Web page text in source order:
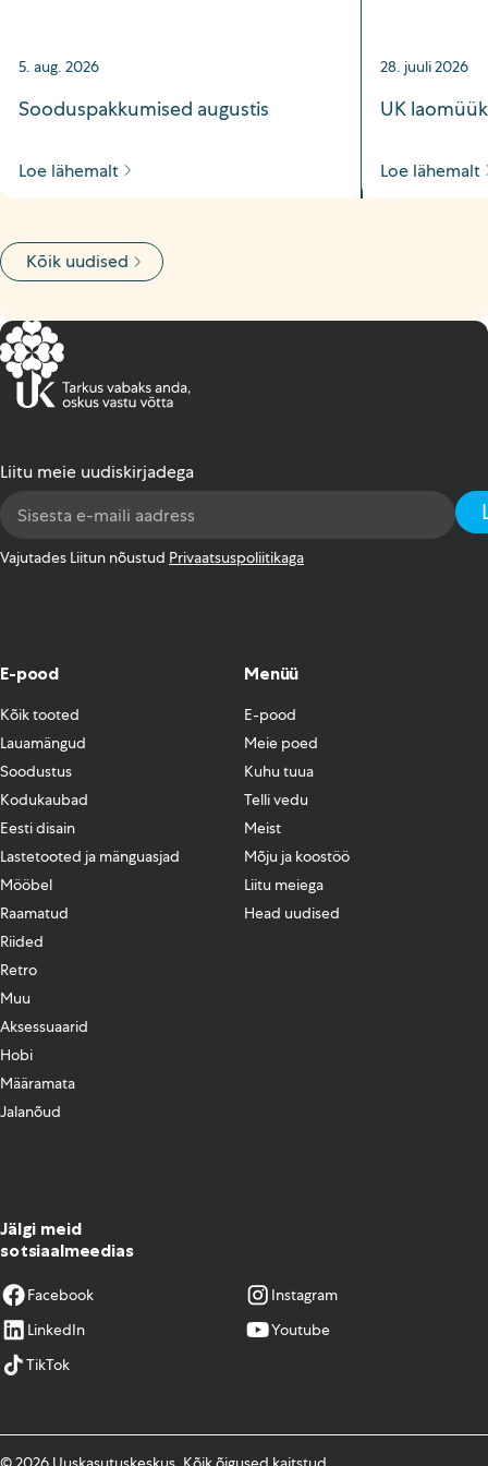
5. aug. 2026
Sooduspakkumised augustis
Loe lähemalt
28. juuli 2026
UK
Loe lähemalt
Kõik uudised
Liitu meie uudiskirjadega
Address
Vajutades Liitun nõustud Privaatsuspoliitikaga
E-pood
Kõik tooted
Lauamängud
Soodustus
Kodukaubad
Eesti disain
Lastetooted ja mänguasjad
Mööbel
Raamatud
Riided
Retro
Muu
Aksessuaarid
Hobi
Määramata
Jalanõud
Menüü
E-pood
Meie poed
Kuhu tuua
Telli vedu
Meist
Mõju ja koostöö
Liitu meiega
Head uudised
Jälgi meid
sotsiaalmeedias
Facebook
Instagram
LinkedIn
Youtube
TikTok